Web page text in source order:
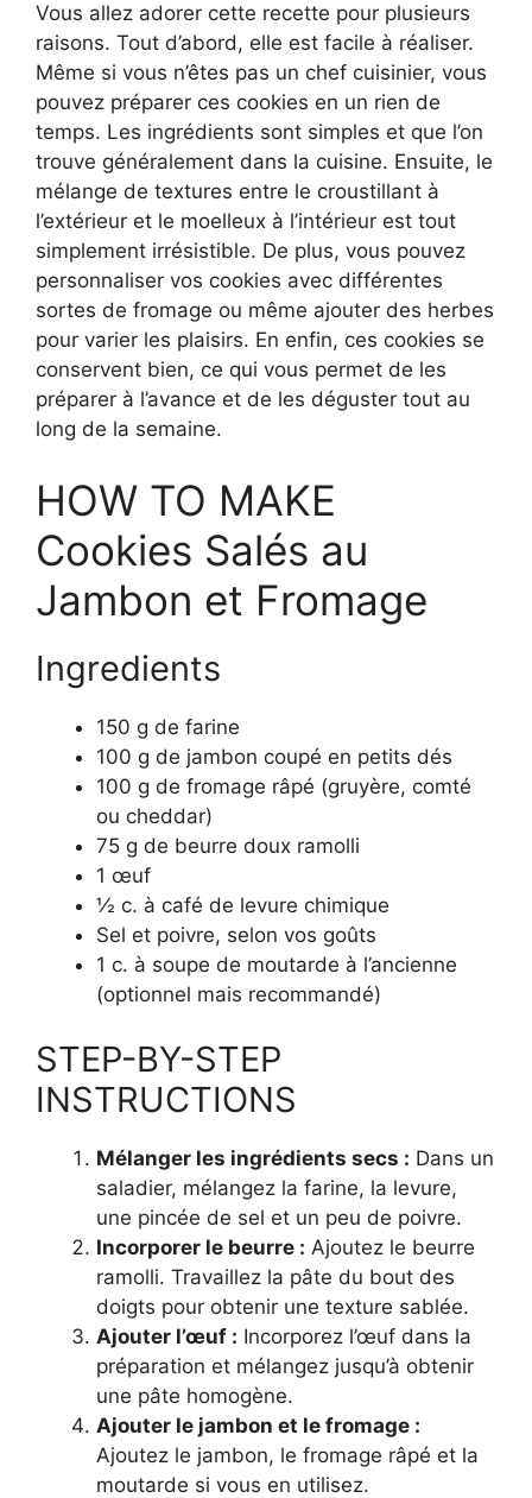
Vous allez adorer cette recette pour plusieurs
raisons. Tout d’abord, elle est facile à réaliser.
Même si vous n’êtes pas un chef cuisinier, vous
pouvez préparer ces cookies en un rien de
temps. Les ingrédients sont simples et que l’on
trouve généralement dans la cuisine. Ensuite, le
mélange de textures entre le croustillant à
l’extérieur et le moelleux à l’intérieur est tout
simplement irrésistible. De plus, vous pouvez
personnaliser vos cookies avec différentes
sortes de fromage ou même ajouter des herbes
pour varier les plaisirs. En enfin, ces cookies se
conservent bien, ce qui vous permet de les
préparer à l’avance et de les déguster tout au
long de la semaine.
HOW TO MAKE
Cookies Salés au
Jambon et Fromage
Ingredients
150 g de farine
100 g de jambon coupé en petits dés
100 g de fromage râpé (gruyère, comté
ou cheddar)
75 g de beurre doux ramolli
1 œuf
½ c. à café de levure chimique
Sel et poivre, selon vos goûts
1 c. à soupe de moutarde à l’ancienne
(optionnel mais recommandé)
STEP-BY-STEP
INSTRUCTIONS
Mélanger les ingrédients secs : Dans un
saladier, mélangez la farine, la levure,
une pincée de sel et un peu de poivre.
Incorporer le beurre : Ajoutez le beurre
ramolli. Travaillez la pâte du bout des
doigts pour obtenir une texture sablée.
Ajouter l’œuf : Incorporez l’œuf dans la
préparation et mélangez jusqu’à obtenir
une pâte homogène.
Ajouter le jambon et le fromage :
Ajoutez le jambon, le fromage râpé et la
moutarde si vous en utilisez.